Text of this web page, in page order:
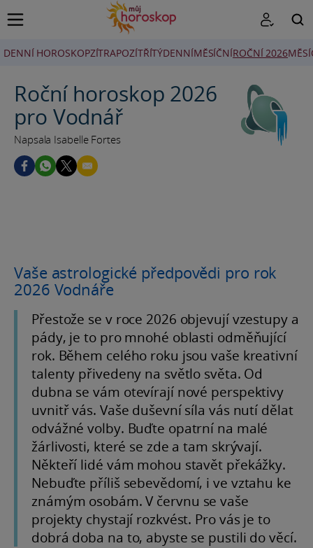
DENNÍ HOROSKOPZÍTRAPOZÍTŘÍTÝDENNÍMĚSÍČNÍROČNÍ 2026
Roční horoskop 2026
pro Vodnář
Napsala Isabelle Fortes
Vaše astrologické předpovědi pro rok
2026 Vodnáře
Přestože se v roce 2026 objevují vzestupy a
pády, je to pro mnohé oblasti odměňující
rok. Během celého roku jsou vaše kreativní
talenty přivedeny na světlo světa. Od
dubna se vám otevírají nové perspektivy
uvnitř vás. Vaše duševní síla vás nutí dělat
odvážné volby. Buďte opatrní na malé
žárlivosti, které se zde a tam skrývají.
Někteří lidé vám mohou stavět překážky.
Nebuďte příliš sebevědomí, i ve vztahu ke
známým osobám. V červnu se vaše
projekty chystají rozkvést. Pro vás je to
dobrá doba na to, abyste se pustili do věcí.